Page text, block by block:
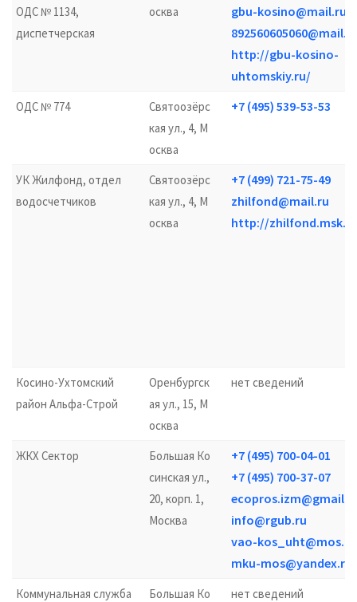
ОДС № 1134,
диспетчерская
осква
gbu-kosino@mail.ru
http://gbu-kosino-
uhtomskiy.ru/
ОДС № 774
Святоозёрс
кая ул., 4, М
осква
+7 (495) 539-53-53
УК Жилфонд, отдел
водосчетчиков
Святоозёрс
кая ул., 4, М
осква
+7 (499) 721-75-49
zhilfond@mail.ru
http://
Косино-Ухтомский
район Альфа-Строй
Оренбургск
ая ул., 15, М
осква
нет сведений
ЖКХ Сектор
Большая Ко
синская ул.,
20, корп. 1,
Москва
+7 (495) 700-04-01
+7 (495) 700-37-07
info@rgub.ru
vao-kos_uht@mos.ru
mku-mos@yandex.ru
Коммунальная служба
Большая Ко
нет сведений